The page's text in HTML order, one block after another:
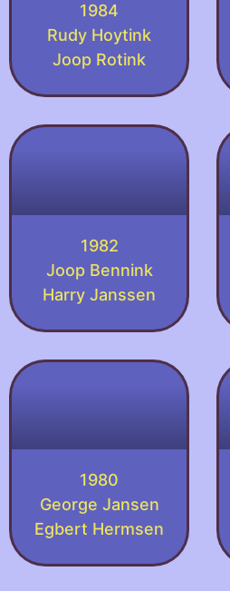
1984
Rudy Hoytink
Joop Rotink
1982
Joop Bennink
Harry Janssen
1980
George Jansen
Egbert Hermsen